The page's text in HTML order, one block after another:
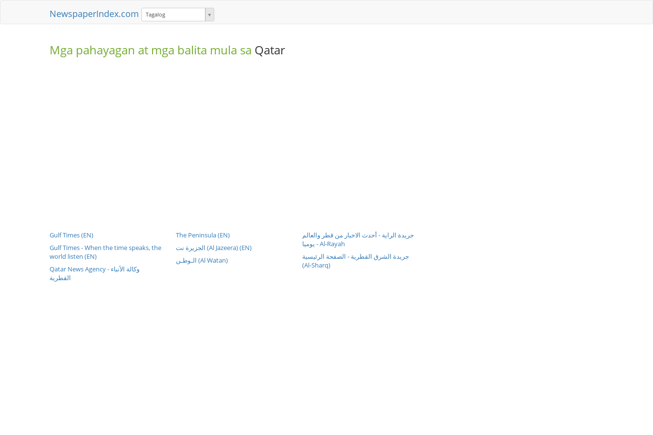
NewspaperIndex.com Tagalog
Mga pahayagan at mga balita mula sa Qatar
Gulf Times (EN)
Gulf Times - When the time speaks, the
world listen (EN)
Qatar News Agency - وكالة الأنباء
القطرية
The Peninsula (EN)
الجزيرة نت (Al Jazeera) (EN)
الـوطـن (Al Watan)
جريدة الراية - أحدث الاخبار من قطر والعالم
يوميا - Al-Rayah
جريدة الشرق القطرية - الصفحة الرئيسية
(Al-Sharq)